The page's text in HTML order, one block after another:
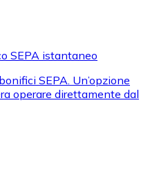
SEPA istantaneo
SEPA. Un’opzione
operare direttamente dal